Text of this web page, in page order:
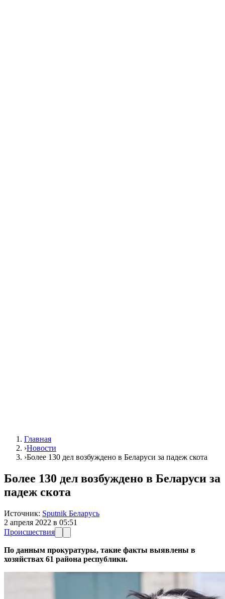
Главная
›Новости
›Более 130 дел возбуждено в Беларуси за падеж скота
Более 130 дел возбуждено в Беларуси за
падеж скота
Источник: Sputnik Беларусь
2 апреля 2022 в 05:51
Происшествия
По данным прокуратуры, такие факты выявлены в
хозяйствах 61 района республики.